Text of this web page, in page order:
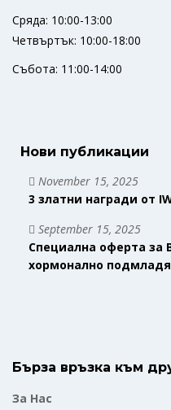
Сряда: 10:00-13:00
Четвъртък: 10:00-18:00
Събота: 11:00-14:00
Нови публикации
November 15, 2025
3 златни награди от
September 15, 2025
Специална оферта за
хормонално
Бърза връзка към
За Нас